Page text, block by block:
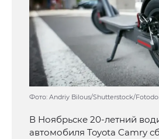
Фото: Andriy Bilous/Shutterstock/
В Ноябрьске 20-летний
автомобиля Toyota Camry